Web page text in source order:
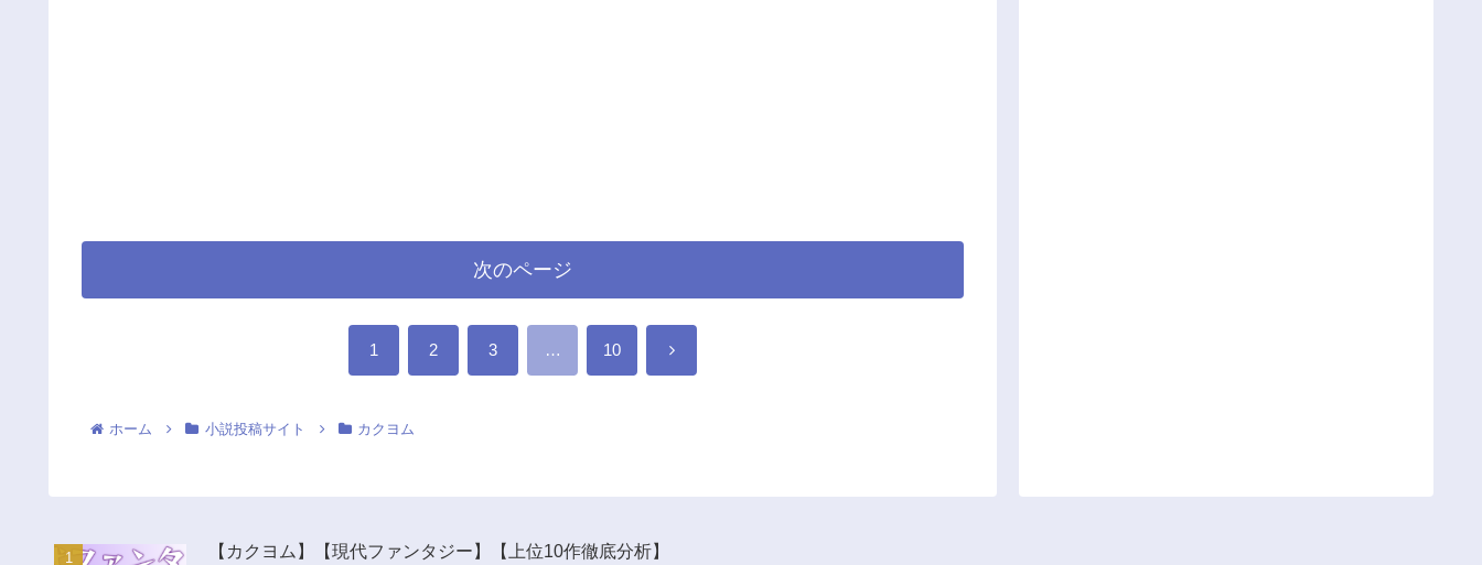
次のページ
1 2 3 … 10 次
ホーム 小説投稿サイト カクヨム
【カクヨム】【現代ファンタジー】【上位10作徹底分析】